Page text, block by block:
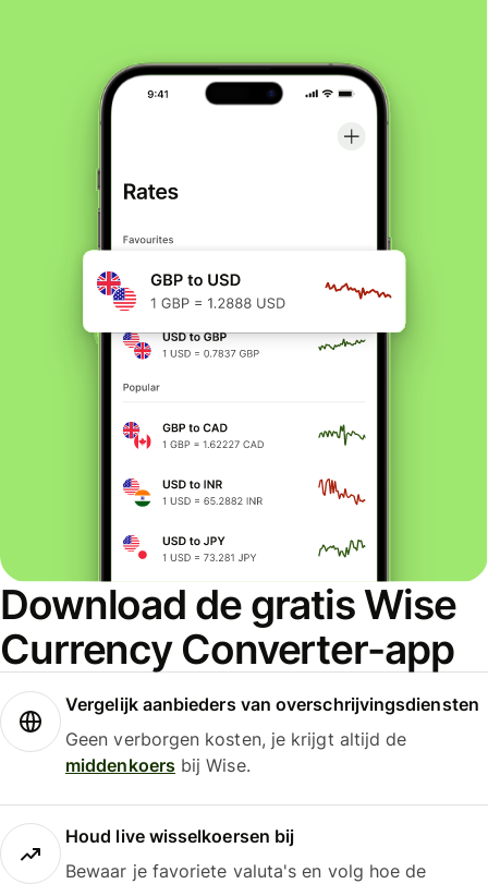
Download de gratis Wise
Currency Converter-app
Vergelijk aanbieders van overschrijvingsdiensten
Geen verborgen kosten, je krijgt altijd de
middenkoersbij Wise.
Houd live wisselkoersen bij
Bewaar je favoriete valuta's en volg hoe de